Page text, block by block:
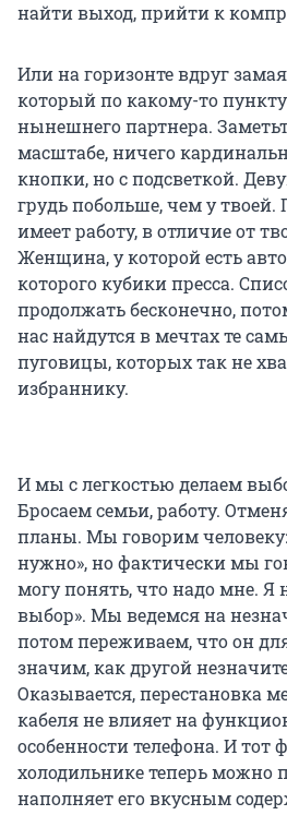
найти выход, прийти к
Или на горизонте вдруг
который по какому-то
нынешнего партнера.
масштабе, ничего
кнопки, но с подсветкой.
грудь побольше, чем у
имеет работу, в отличие от
Женщина, у которой есть
которого кубики пресса.
продолжать бесконечно,
нас найдутся в мечтах те
пуговицы, которых так не
избраннику.
И мы с легкостью делаем
Бросаем семьи, работу.
планы. Мы говорим
нужно», но фактически мы
могу понять, что надо мне. Я
выбор». Мы ведемся на
потом переживаем, что он
значим, как другой
Оказывается, перестановка
кабеля не влияет на
особенности телефона. И тот
холодильнике теперь можно
наполняет его вкусным